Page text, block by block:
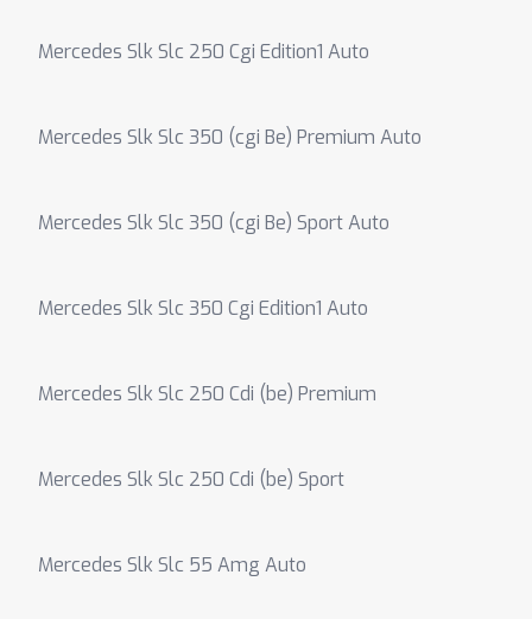
Mercedes Slk Slc 250 Cgi Edition1 Auto
Mercedes Slk Slc 350 (cgi Be) Premium Auto
Mercedes Slk Slc 350 (cgi Be) Sport Auto
Mercedes Slk Slc 350 Cgi Edition1 Auto
Mercedes Slk Slc 250 Cdi (be) Premium
Mercedes Slk Slc 250 Cdi (be) Sport
Mercedes Slk Slc 55 Amg Auto